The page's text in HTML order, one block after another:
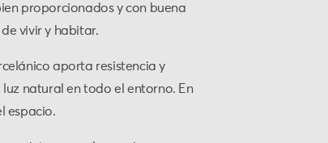
proporcionados y con buena
vivir y habitar.
aporta resistencia y
natural en todo el entorno. En
espacio.